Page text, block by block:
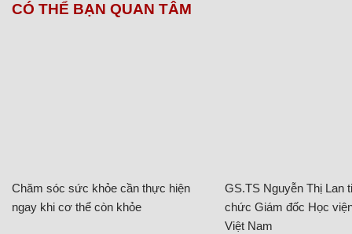
CÓ THỂ BẠN QUAN TÂM
Chăm sóc sức khỏe cần thực hiện
ngay khi cơ thể còn khỏe
GS.TS Nguyễn Thị Lan
chức Giám đốc Học
Việt Nam